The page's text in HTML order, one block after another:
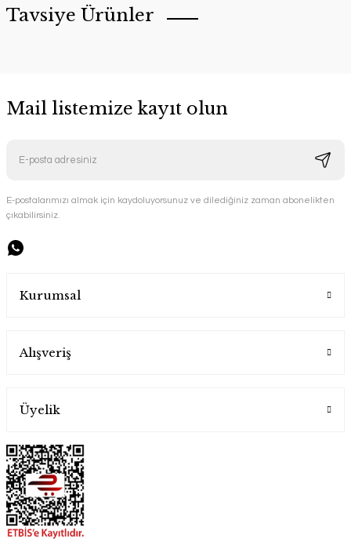
Tavsiye Ürünler
7.000,00 TL
Handygoo Old Passion El Yapımı Eskitme Bakır Çaydanlık
Mail listemize kayıt olun
E-postalarımızı almak için kaydoluyorsunuz ve dilediğiniz zaman abonelikten
çıkabilirsiniz.
Kurumsal
Alışveriş
Üyelik